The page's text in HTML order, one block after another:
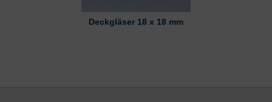
Deckgläser 18 x 18 mm